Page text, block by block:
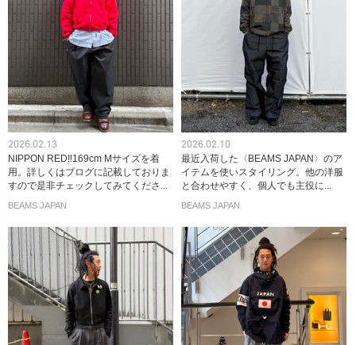
2026.02.13
NIPPON RED‼︎169cm Mサイズを着
用。詳しくはブログに記載しておりま
すので是非チェックしてみてくださ...
BEAMS JAPAN
2026.02.10
最近入荷した〈BEAMS JAPAN〉のア
イテムを使いスタイリング。他の洋服
と合わせやすく、個人でも主役に...
BEAMS JAPAN